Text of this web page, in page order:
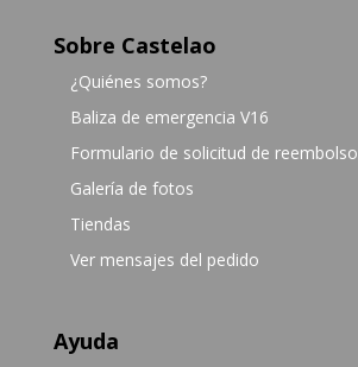
Sobre Castelao
¿Quiénes somos?
Baliza de emergencia V16
Formulario de solicitud de reembolso
Galería de fotos
Tiendas
Ver mensajes del pedido
Ayuda